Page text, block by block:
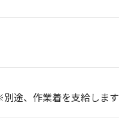
途、作業着を支給します